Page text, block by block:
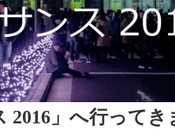
」へ行ってき